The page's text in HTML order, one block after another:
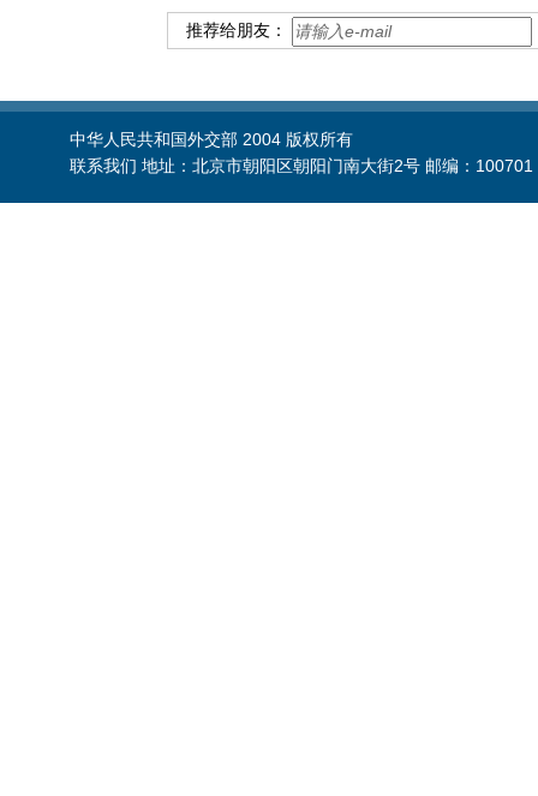
推荐给朋友：
中华人民共和国外交部 2004 版权所有
联系我们 地址：北京市朝阳区朝阳门南大街2号 邮编：